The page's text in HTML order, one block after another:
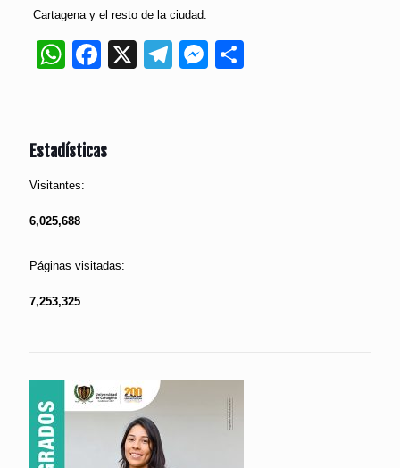
Cartagena y el resto de la ciudad.
WhatsApp
Facebook
X Telegram
Messenger
Estadísticas
Visitantes:
6,025,688
Páginas visitadas:
7,253,325